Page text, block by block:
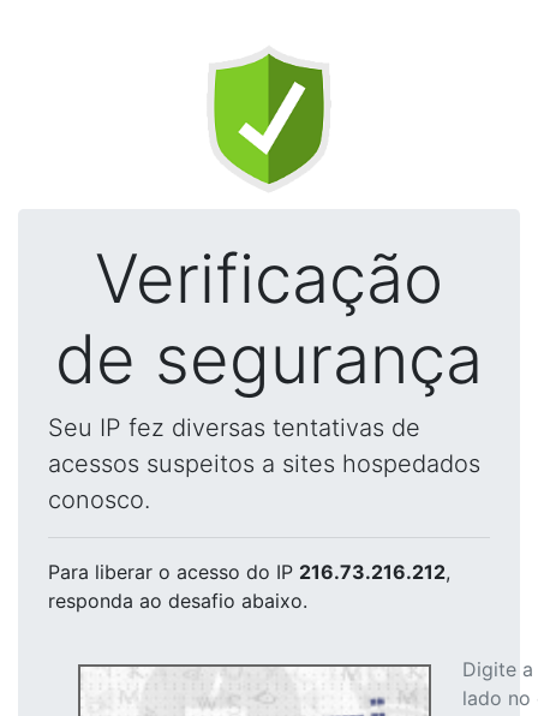
Verificação
de segurança
Seu IP fez diversas tentativas de
acessos suspeitos a sites hospedados
conosco.
Para liberar o acesso do IP 216.73.216.212,
responda ao desafio abaixo.
Digite
lado no